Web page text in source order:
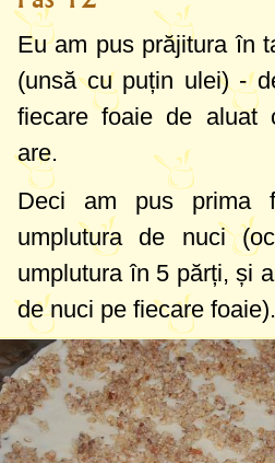
Eu am pus prăjitura în
(unsă cu puțin ulei) -
fiecare foaie de aluat
are.
Deci am pus prima
umplutura de nuci
umplutura în 5 părți, și
de nuci pe fiecare foaie).